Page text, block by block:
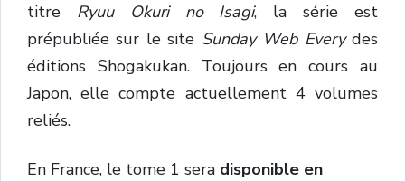
titre Ryuu Okuri no Isagi, la série est
prépubliée sur le site Sunday Web Everydes
éditions Shogakukan. Toujours en cours au
Japon, elle compte actuellement 4 volumes
reliés.
En France, le tome 1 sera disponible en